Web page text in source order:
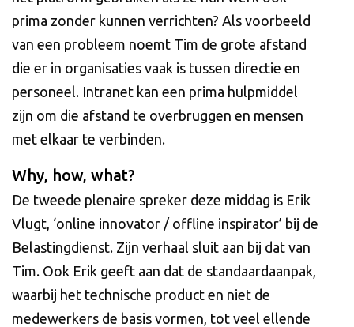
prima zonder kunnen verrichten? Als voorbeeld
van een probleem noemt Tim de grote afstand
die er in organisaties vaak is tussen directie en
personeel. Intranet kan een prima hulpmiddel
zijn om die afstand te overbruggen en mensen
met elkaar te verbinden.
Why, how, what?
De tweede plenaire spreker deze middag is Erik
Vlugt, ‘online innovator / offline inspirator’ bij de
Belastingdienst. Zijn verhaal sluit aan bij dat van
Tim. Ook Erik geeft aan dat de standaardaanpak,
waarbij het technische product en niet de
medewerkers de basis vormen, tot veel ellende